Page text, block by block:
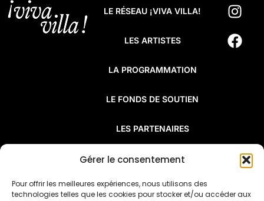
Gérer le consentement
Pour offrir les meilleures expériences, nous utilisons des
technologies telles que les cookies pour stocker et/ou accéder aux
LE RÉSEAU ¡VIVA VILLA!
LES ARTISTES
LA PROGRAMMATION
LE FONDS DE SOUTIEN
LES PARTENAIRES
FAQ
¡Viva Villa! est un réseau de résidences